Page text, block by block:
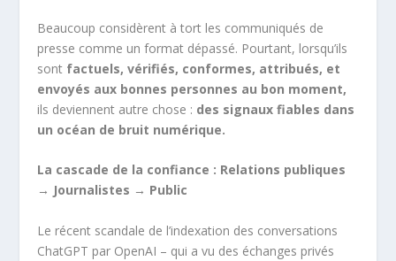
Beaucoup considèrent à tort les communiqués de
presse comme un format dépassé. Pourtant, lorsqu’ils
sont factuels, vérifiés, conformes, attribués, et
envoyés aux bonnes personnes au bon moment,
ils deviennent autre chose : des signaux fiables dans
un océan de bruit numérique.
La cascade de la confiance : Relations publiques
→ Journalistes → Public
Le récent scandale de l’indexation des conversations
ChatGPT par OpenAI – qui a vu des échanges privés